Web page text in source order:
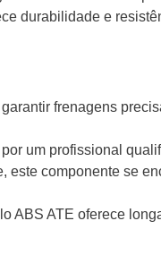
durabilidade e
frenagens
um profissional
componente se
ABS ATE oferece